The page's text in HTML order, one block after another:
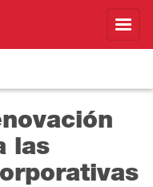
las